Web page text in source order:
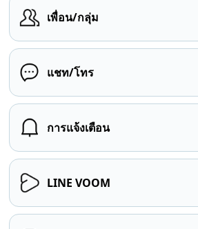
เพื่อน/กลุ่ม
แชท/โทร
การแจ้งเตือน
LINE VOOM